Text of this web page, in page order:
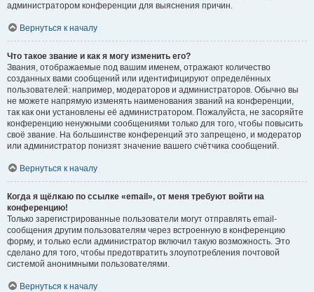
администратором конференции для выяснения причин.
Вернуться к началу
Что такое звание и как я могу изменить его?
Звания, отображаемые под вашим именем, отражают количество
созданных вами сообщений или идентифицируют определённых
пользователей: например, модераторов и администраторов. Обычно вы
не можете напрямую изменять наименования званий на конференции,
так как они установлены её администратором. Пожалуйста, не засоряйте
конференцию ненужными сообщениями только для того, чтобы повысить
своё звание. На большинстве конференций это запрещено, и модератор
или администратор понизят значение вашего счётчика сообщений.
Вернуться к началу
Когда я щёлкаю по ссылке «email», от меня требуют войти на
конференцию!
Только зарегистрированные пользователи могут отправлять email-
сообщения другим пользователям через встроенную в конференцию
форму, и только если администратор включил такую возможность. Это
сделано для того, чтобы предотвратить злоупотребления почтовой
системой анонимными пользователями.
Вернуться к началу